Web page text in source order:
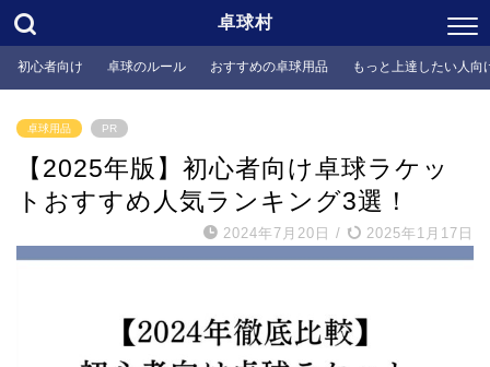
卓球村
初心者向け 卓球のルール おすすめの卓球用品 もっと上達したい人向
卓球用品 PR
【2025年版】初心者向け卓球ラケッ
トおすすめ人気ランキング3選！
2024年7月20日 / 2025年1月17日